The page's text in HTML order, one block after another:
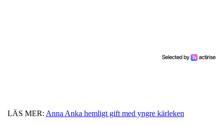
LÄS MER: Anna Anka hemligt gift med yngre kärleken